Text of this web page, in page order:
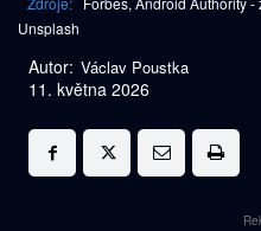
Unsplash
Autor: Václav Poustka
11. května 2026